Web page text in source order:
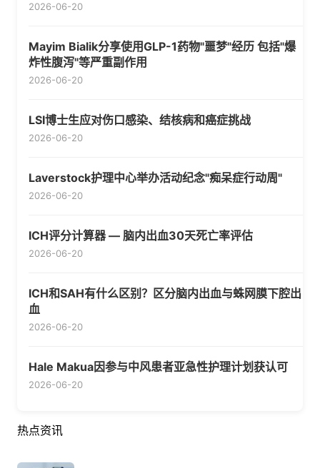
2026-06-20
Mayim Bialik分享使用GLP-1药物"噩梦"经历 包括"爆
炸性腹泻"等严重副作用
2026-06-20
LSI博士生应对伤口感染、结核病和癌症挑战
2026-06-20
Laverstock护理中心举办活动纪念"痴呆症行动周"
2026-06-20
ICH评分计算器 — 脑内出血30天死亡率评估
2026-06-20
ICH和SAH有什么区别？区分脑内出血与蛛网膜下腔出
血
2026-06-20
Hale Makua因参与中风患者亚急性护理计划获认可
2026-06-20
热点资讯